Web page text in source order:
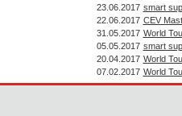
23.06.2017 smart
22.06.2017 CEV
31.05.2017 World
05.05.2017 smart
20.04.2017 World
07.02.2017 World